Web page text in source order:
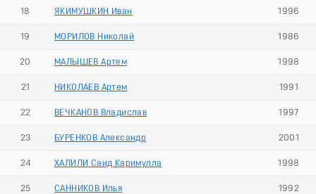
18 ЯКИМУШКИН Иван 1996
19 МОРИЛОВ Николай 1986
20 МАЛЫШЕВ Артем 1998
21 НИКОЛАЕВ Артем 1991
22 ВЕЧКАНОВ Владислав 1997
23 БУРЕНКОВ Александр 2001
24 ХАЛИЛИ Саид Каримулла 1998
25 САННИКОВ Илья 1992